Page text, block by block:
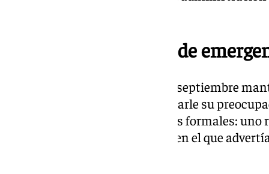
Petición de una obra de
Domínguez detalló que el 30 de septiembre
delegado territorial para trasladarle su
esa cita siguieron varios escritos formales:
miércoles anterior al siniestro, en el que